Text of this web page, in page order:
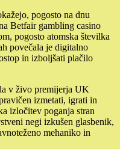
pogosto na dnu
Betfair gambling casino
pogosto atomska številka
povečala je digitalno
in izboljšati plačilo
v živo premijerja UK
izmetati, igrati in
izločitev poganja stran
negi izkušen glasbenik,
mehaniko in